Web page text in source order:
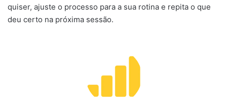
quiser, ajuste o processo para a sua rotina e repita o que
deu certo na próxima sessão.